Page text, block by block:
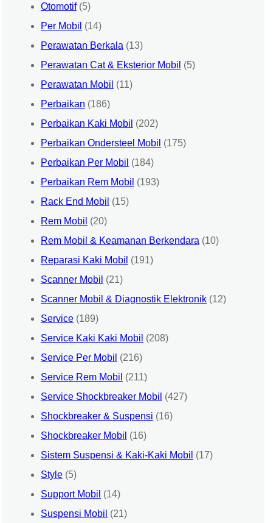
Otomotif(5)
Per Mobil (14)
Perawatan Berkala (13)
Perawatan Cat & Eksterior Mobil (5)
Perawatan Mobil (11)
Perbaikan (186)
Perbaikan Kaki Mobil (202)
Perbaikan Ondersteel Mobil (175)
Perbaikan Per Mobil (184)
Perbaikan Rem Mobil (193)
Rack End Mobil (15)
Rem Mobil (20)
Rem Mobil & Keamanan Berkendara (10)
Reparasi Kaki Mobil (191)
Scanner Mobil (21)
Scanner Mobil & Diagnostik Elektronik(12)
Service(189)
Service Kaki Kaki Mobil (208)
Service Per Mobil (216)
Service Rem Mobil (211)
Service Shockbreaker Mobil (427)
Shockbreaker & Suspensi (16)
Shockbreaker Mobil (16)
Sistem Suspensi & Kaki-Kaki Mobil (17)
Style(5)
Support Mobil (14)
Suspensi Mobil (21)